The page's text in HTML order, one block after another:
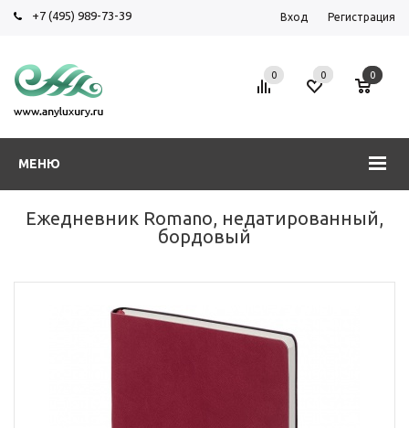
+7 (495) 989-73-39 Вход Регистрация
МЕНЮ
0 0 0
Ежедневник Romano, недатированный,
бордовый